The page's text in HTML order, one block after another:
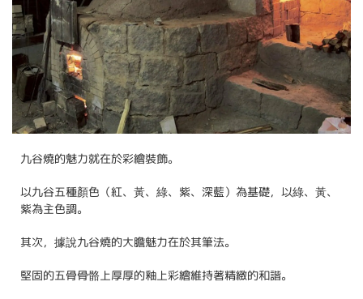
九谷燒的魅力就在於彩繪裝飾。
以九谷五種顏色（紅、黃、綠、紫、深藍）為基礎，以綠、黃、
紫為主色調。
其次，據說九谷燒的大膽魅力在於其筆法。
堅固的五骨骨骼上厚厚的釉上彩繪維持著精緻的和諧。